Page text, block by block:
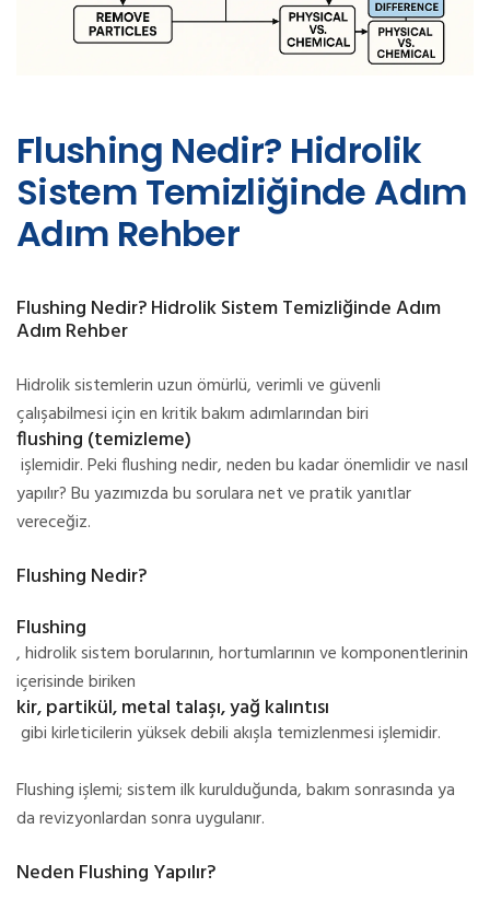
Flushing Nedir? Hidrolik
Sistem Temizliğinde Adım
Adım Rehber
Flushing Nedir? Hidrolik Sistem Temizliğinde Adım
Adım Rehber
Hidrolik sistemlerin uzun ömürlü, verimli ve güvenli
çalışabilmesi için en kritik bakım adımlarından biri
flushing (temizleme)
işlemidir. Peki flushing nedir, neden bu kadar önemlidir ve nasıl
yapılır? Bu yazımızda bu sorulara net ve pratik yanıtlar
vereceğiz.
Flushing Nedir?
Flushing
, hidrolik sistem borularının, hortumlarının ve komponentlerinin
içerisinde biriken
kir, partikül, metal talaşı, yağ kalıntısı
gibi kirleticilerin yüksek debili akışla temizlenmesi işlemidir.
Flushing işlemi; sistem ilk kurulduğunda, bakım sonrasında ya
da revizyonlardan sonra uygulanır.
Neden Flushing Yapılır?